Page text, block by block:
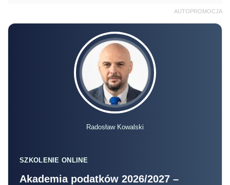
AUTOPROMOCJA
Radosław Kowalski
SZKOLENIE ONLINE
Akademia podatków 2026/2027 –